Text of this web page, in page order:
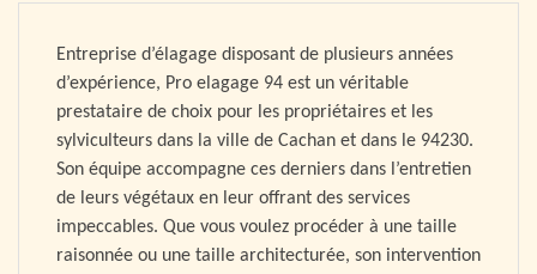
Entreprise d’élagage disposant de plusieurs années
d’expérience, Pro elagage 94 est un véritable
prestataire de choix pour les propriétaires et les
sylviculteurs dans la ville de Cachan et dans le 94230.
Son équipe accompagne ces derniers dans l’entretien
de leurs végétaux en leur offrant des services
impeccables. Que vous voulez procéder à une taille
raisonnée ou une taille architecturée, son intervention